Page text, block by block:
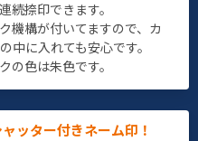
続捺印できます。
機構が付いてますので、カ
中に入れても安心です。
の色は朱色です。
ッター付きネーム印！